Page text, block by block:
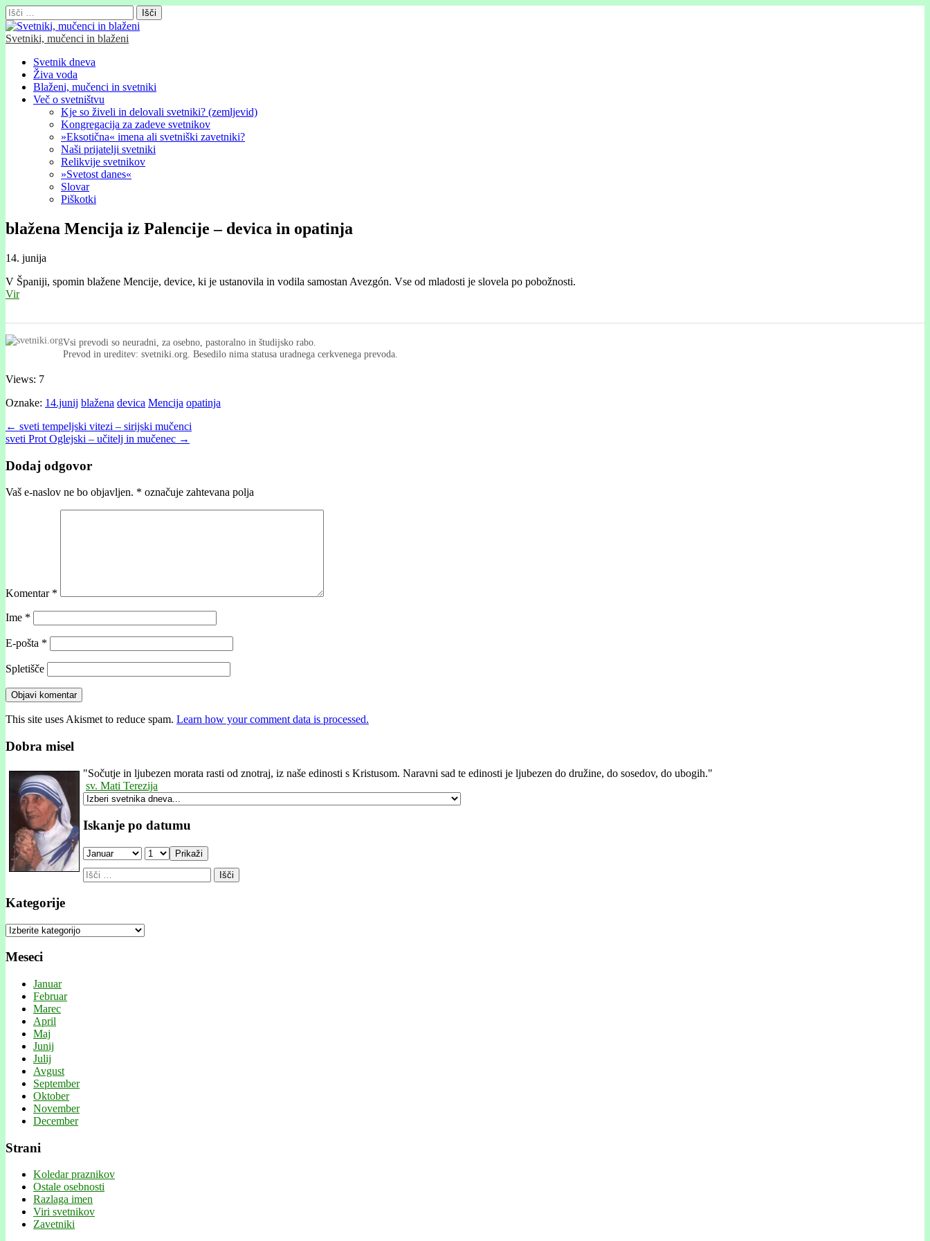
Išči:
Svetniki, mučenci in blaženi
Glavni
meni
Skip
content
Svetnik dneva
Živa voda
Blaženi, mučenci in svetniki
Več o svetništvu
Kje so živeli in delovali svetniki? (zemljevid)
Kongregacija za zadeve svetnikov
»Eksotična« imena ali svetniški zavetniki?
Naši prijatelji svetniki
Relikvije svetnikov
»Svetost danes«
Slovar
Piškotki
blažena Mencija iz Palencije – devica in opatinja
14. junija
V Španiji, spomin blažene Mencije, device, ki je ustanovila in vodila samostan Avezgón. Vse od mladosti je slovela po pobožnosti.
Vir
Vsi prevodi so neuradni, za osebno, pastoralno in študijsko rabo.
Prevod in ureditev: svetniki.org. Besedilo nima statusa uradnega cerkvenega prevoda.
Views: 7
Oznake: 14.junij blažena devica Mencija opatinja
Post
navigation
← sveti tempeljski vitezi – sirijski mučenci
sveti Prot Oglejski – učitelj in mučenec →
Dodaj odgovor
Vaš e-naslov ne bo objavljen. * označuje zahtevana polja
Komentar *
Ime *
E-pošta *
Spletišče
This site uses Akismet to reduce spam. Learn how your comment data is processed.
Dobra misel
"Sočutje in ljubezen morata rasti od znotraj, iz naše edinosti s Kristusom. Naravni sad te edinosti je ljubezen do družine, do sosedov, do ubogih."
sv. Mati Terezija
Iskanje po datumu
Prikaži
Išči:
Kategorije
Kategorije
Meseci
Januar
Februar
Marec
April
Maj
Junij
Julij
Avgust
September
Oktober
November
December
Strani
Koledar praznikov
Ostale osebnosti
Razlaga imen
Viri svetnikov
Zavetniki